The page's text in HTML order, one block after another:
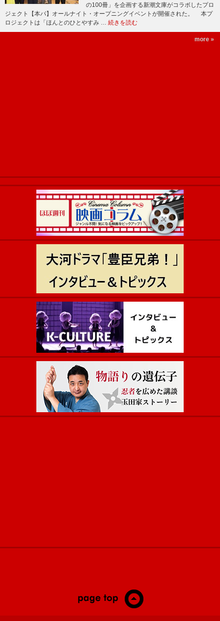
の100冊」を企画する新潮文庫がコラボしたプロ
ジェクト【本パ】オールナイト・オープニングイベントが開催された。 本プ
ロジェクトは「ほんとのひとやすみ … 続きを読む
more »